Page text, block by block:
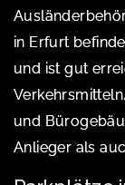
in Erfurt
und ist gut
und
Anlieger als